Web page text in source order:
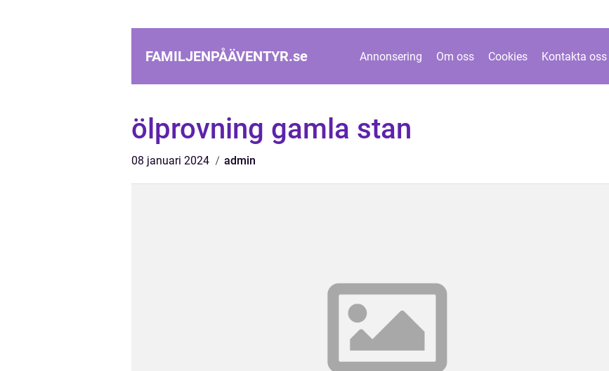
FAMILJENPÅÄVENTYR.se Annonsering Om oss Cookies Kontakta oss
ölprovning gamla stan
08 januari 2024 admin